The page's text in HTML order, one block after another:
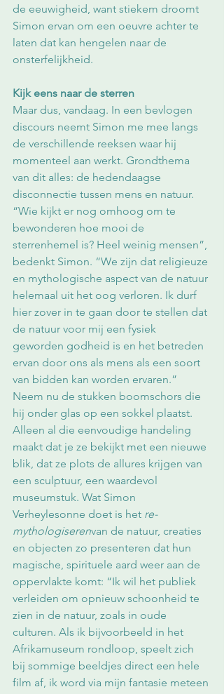
de eeuwigheid, want stiekem droomt
Simon ervan om een oeuvre achter te
laten dat kan hengelen naar de
onsterfelijkheid.
Kijk eens naar de sterren
Maar dus, vandaag. In een bevlogen
discours neemt Simon me mee langs
de verschillende reeksen waar hij
momenteel aan werkt. Grondthema
van dit alles: de hedendaagse
disconnectie tussen mens en natuur.
“Wie kijkt er nog omhoog om te
bewonderen hoe mooi de
sterrenhemel is? Heel weinig mensen”,
bedenkt Simon. “We zijn dat religieuze
en mythologische aspect van de natuur
helemaal uit het oog verloren. Ik durf
hier zover in te gaan door te stellen dat
de natuur voor mij een fysiek
geworden godheid is en het betreden
ervan door ons als mens als een soort
van bidden kan worden ervaren.”
Neem nu de stukken boomschors die
hij onder glas op een sokkel plaatst.
Alleen al die eenvoudige handeling
maakt dat je ze bekijkt met een nieuwe
blik, dat ze plots de allures krijgen van
een sculptuur, een waardevol
museumstuk. Wat Simon
Verheylesonne doet is het re-
mythologiserenvan de natuur, creaties
en objecten zo presenteren dat hun
magische, spirituele aard weer aan de
oppervlakte komt: “Ik wil het publiek
verleiden om opnieuw schoonheid te
zien in de natuur, zoals in oude
culturen. Als ik bijvoorbeeld in het
Afrikamuseum rondloop, speelt zich
bij sommige beeldjes direct een hele
film af, ik word via mijn fantasie meteen